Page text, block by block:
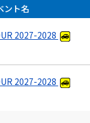
ント名
2027-2028
2027-2028